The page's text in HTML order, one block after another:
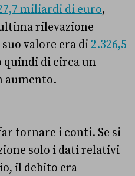
miliardi di euro,
rilevazione
valore era di2.326,5
quindi di circa un
aumento.
tornare i conti. Se si
solo i dati relativi
il debito era